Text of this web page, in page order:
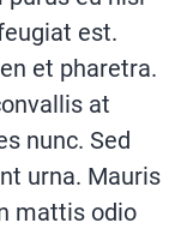
est.
et pharetra.
at
nunc. Sed
urna. Mauris
mattis odio